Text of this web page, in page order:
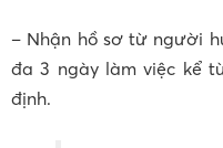
– Nhận hồ sơ từ người
đa 3 ngày làm việc kể
định.